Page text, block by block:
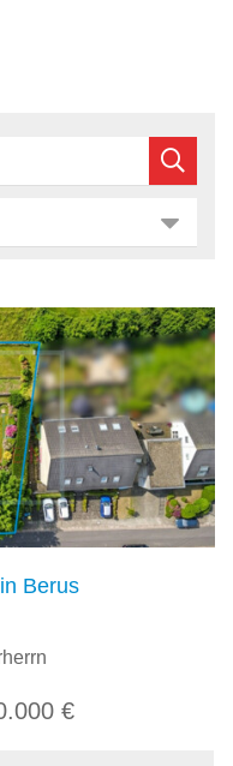
Berus
€